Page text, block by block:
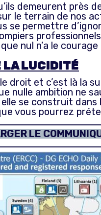
demeurent près
le terrain de nos
se permettre
nul n’a le
LA LUCIDITÉ
droit et c’est là la
nulle ambition
se construit
vous pourrez
LE